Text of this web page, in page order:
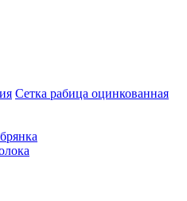
Сетка рабица оцинкованная